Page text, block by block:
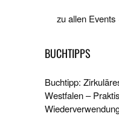
zu allen
BUCHTIPPS
Buchtipp:
Westfalen –